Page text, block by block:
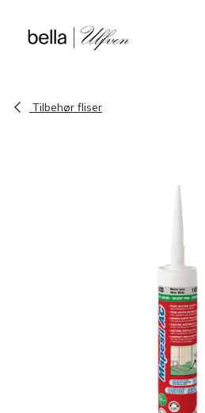
Tilbehør fliser